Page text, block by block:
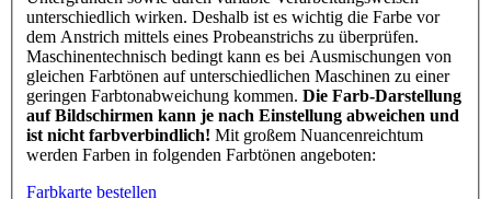
unterschiedlich wirken. Deshalb ist es wichtig die Farbe vor
dem Anstrich mittels eines Probeanstrichs zu überprüfen.
Maschinentechnisch bedingt kann es bei Ausmischungen von
gleichen Farbtönen auf unterschiedlichen Maschinen zu einer
geringen Farbtonabweichung kommen. Die Farb-Darstellung
auf Bildschirmen kann je nach Einstellung abweichen und
ist nicht farbverbindlich! Mit großem Nuancenreichtum
werden Farben in folgenden Farbtönen angeboten:
Farbkarte bestellen